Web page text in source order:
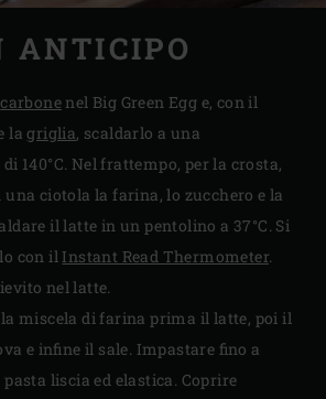
ANTICIPO
carbonenel Big Green Egg e, con il
lagriglia, scaldarlo a una
140°C. Nel frattempo, per la crosta,
ciotola la farina, lo zucchero e la
il latte in un pentolino a 37°C. Si
con ilInstant Read Thermometer.
nel latte.
miscela di farina prima il latte, poi il
e infine il sale. Impastare fino a
liscia ed elastica. Coprire